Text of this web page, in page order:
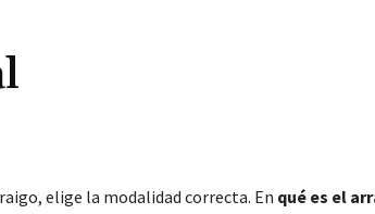
elige la modalidad correcta. En qué es el